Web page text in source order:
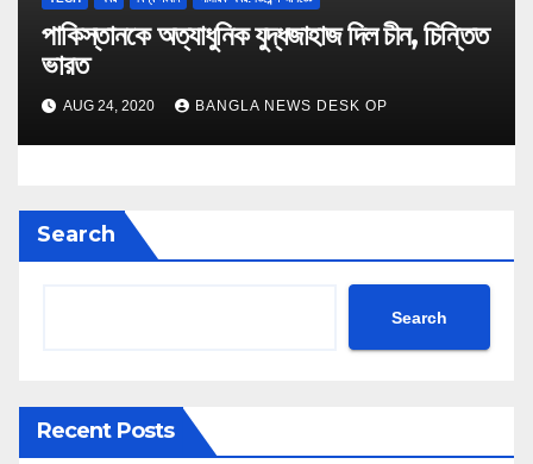
পাকিস্তানকে অত্যাধুনিক যুদ্ধজাহাজ দিল চীন, চিন্তিত
ভারত
AUG 24, 2020 BANGLA NEWS DESK OP
Search
Search
Recent Posts